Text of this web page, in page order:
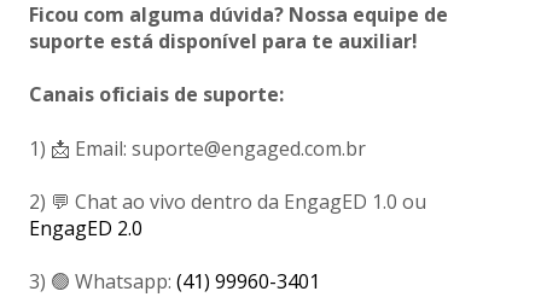
Ficou com alguma dúvida? Nossa equipe de
suporte está disponível para te auxiliar!
Canais oficiais de suporte:
1) 📩 Email: suporte@engaged.com.br
2) 💬 Chat ao vivo dentro da EngagED 1.0 ou
EngagED 2.0
3) 🟢 Whatsapp: (41) 99960-3401